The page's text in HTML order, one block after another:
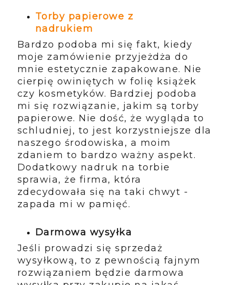
Torby papierowe z
nadrukiem
Bardzo podoba mi się fakt, kiedy
moje zamówienie przyjeżdża do
mnie estetycznie zapakowane. Nie
cierpię owiniętych w folię książek
czy kosmetyków. Bardziej podoba
mi się rozwiązanie, jakim są torby
papierowe. Nie dość, że wygląda to
schludniej, to jest korzystniejsze dla
naszego środowiska, a moim
zdaniem to bardzo ważny aspekt.
Dodatkowy nadruk na torbie
sprawia, że firma, która
zdecydowała się na taki chwyt -
zapada mi w pamięć.
Darmowa wysyłka
Jeśli prowadzi się sprzedaż
wysyłkową, to z pewnością fajnym
rozwiązaniem będzie darmowa